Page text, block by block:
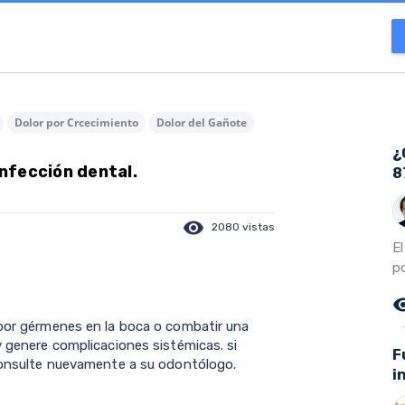
Dolor por Crcecimiento
Dolor del Gañote
dental.
visibility 2080 vistas
gérmenes en la boca o combatir una
complicaciones sistémicas. si
nuevamente a su odontólogo.